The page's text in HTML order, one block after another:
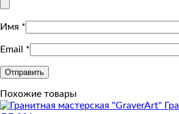
Имя *
Email *
Похожие товары